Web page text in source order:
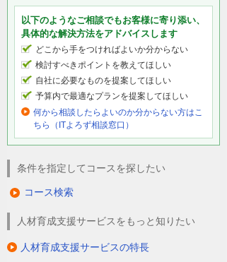
以下のようなご相談でもお客様に寄り添い、
具体的な解決方法をアドバイスします
どこから手をつければよいか分からない
検討すべきポイントを教えてほしい
自社に必要なものを提案してほしい
予算内で最適なプランを提案してほしい
何から相談したらよいのか分からない方はこ
ちら（ITよろず相談窓口）
条件を指定してコースを探したい
コース検索
人材育成支援サービスをもっと知りたい
人材育成支援サービスの特長